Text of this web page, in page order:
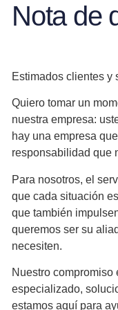
Nota de
Estimados clientes y
Quiero tomar un
nuestra empresa:
hay una empresa
responsabilidad que
Para nosotros, el
que cada situación
que también
queremos ser su
necesiten.
Nuestro
especializado,
estamos aquí para